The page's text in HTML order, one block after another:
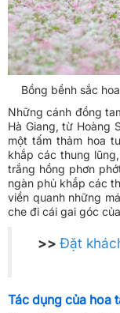
Bồng bềnh sắc
Những cánh đồng
Hà Giang, từ Hoàng
một tấm thảm hoa
khắp các thung
trắng hồng phơn
ngàn phủ khắp các
viền quanh những
che đi cái gai góc
>> Đặt
Tác dụng của hoa